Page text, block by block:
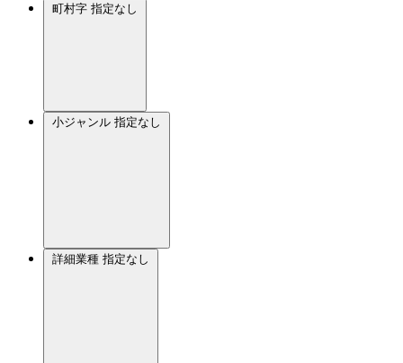
町村字 指定なし
小ジャンル 指定なし
詳細業種 指定なし